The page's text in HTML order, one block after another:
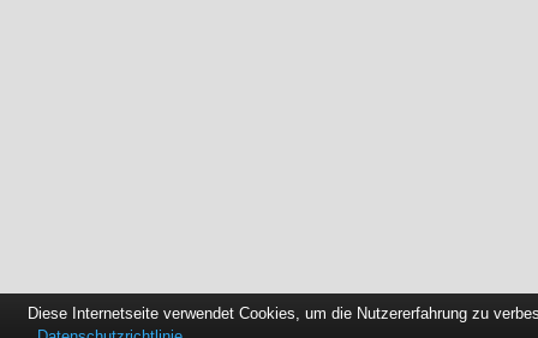
Diese Internetseite verwendet Cookies, um die Nutzererfahrung zu